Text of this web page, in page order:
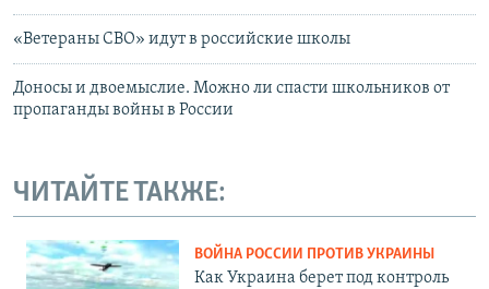
«Ветераны СВО» идут в российские школы
Доносы и двоемыслие. Можно ли спасти школьников от
пропаганды войны в России
ЧИТАЙТЕ ТАКЖЕ:
ВОЙНА РОССИИ ПРОТИВ УКРАИНЫ
Как Украина берет под контроль